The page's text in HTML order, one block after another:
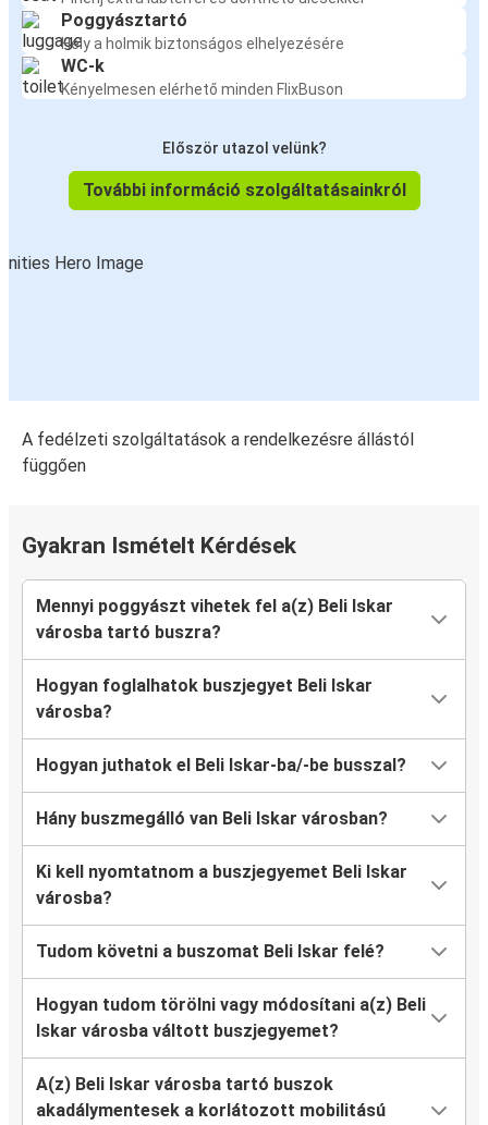
Poggyásztartó
Hely a holmik biztonságos elhelyezésére
WC-k
Kényelmesen elérhető minden FlixBuson
Először utazol velünk?
További információ szolgáltatásainkról
A fedélzeti szolgáltatások a rendelkezésre állástól
függően
Gyakran Ismételt Kérdések
Mennyi poggyászt vihetek fel a(z) Beli Iskar
városba tartó buszra?
Hogyan foglalhatok buszjegyet Beli Iskar
városba?
Hogyan juthatok el Beli Iskar-ba/-be busszal?
Hány buszmegálló van Beli Iskar városban?
Ki kell nyomtatnom a buszjegyemet Beli Iskar
városba?
Tudom követni a buszomat Beli Iskar felé?
Hogyan tudom törölni vagy módosítani a(z) Beli
Iskar városba váltott buszjegyemet?
A(z) Beli Iskar városba tartó buszok
akadálymentesek a korlátozott mobilitású